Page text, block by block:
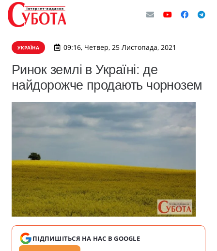
УКРАЇНА 09:16, Четвер, 25 Листопада, 2021
Ринок землі в Україні: де
найдорожче продають чорнозем
ПІДПИШІТЬСЯ НА НАС В GOOGLE